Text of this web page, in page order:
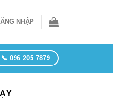
NHẬP
📞 096 205 7879